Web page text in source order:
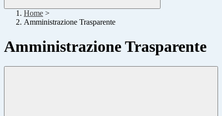
Home >
Amministrazione Trasparente
Amministrazione Trasparente